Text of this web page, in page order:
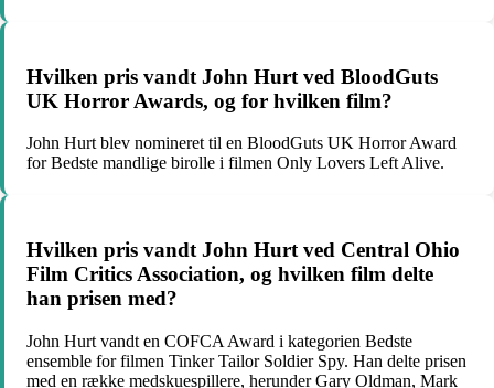
Hvilken pris vandt John Hurt ved BloodGuts
UK Horror Awards, og for hvilken film?
John Hurt blev nomineret til en BloodGuts UK Horror Award
for Bedste mandlige birolle i filmen Only Lovers Left Alive.
Hvilken pris vandt John Hurt ved Central Ohio
Film Critics Association, og hvilken film delte
han prisen med?
John Hurt vandt en COFCA Award i kategorien Bedste
ensemble for filmen Tinker Tailor Soldier Spy. Han delte prisen
med en række medskuespillere, herunder Gary Oldman, Mark